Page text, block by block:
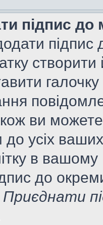
підпис
ви
усіх
в
до
Приєднати